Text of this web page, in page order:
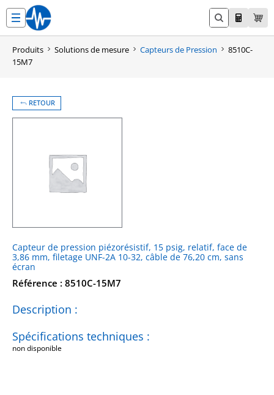
contenu
Produits Solutions de mesure Capteurs de Pression
8510C-
15M7
RETOUR
Capteur de pression piézorésistif, 15 psig, relatif, face de
3,86 mm, filetage UNF-2A 10-32, câble de 76,20 cm, sans
écran
Référence : 8510C-15M7
Spécifications techniques :
non disponible
Description :